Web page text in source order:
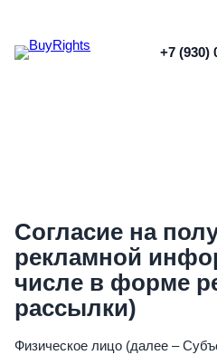
содержимому
+7 (930)
Согласие на
рекламной
числе в форме
рассылки)
Физическое лицо (далее –